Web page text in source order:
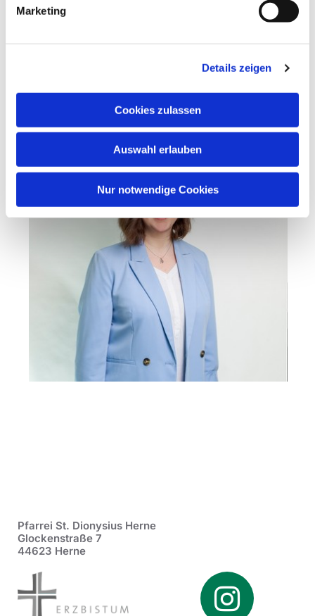
Marketing
Details zeigen
Cookies zulassen
Auswahl erlauben
Nur notwendige Cookies
darauf mit Ihnen gemeinsam Glaube und Kirche
was uns in der kommenden Zeit erwarten wird.
Ihre Gemeindeassistentin Franziska Kroh
Pfarrei St. Dionysius Herne
Glockenstraße 7
44623 Herne